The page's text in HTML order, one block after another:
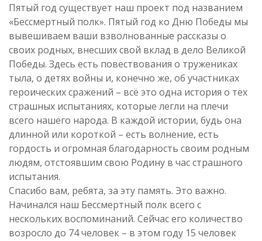
Пятый год существует наш проект под названием
«Бессмертный полк». Пятый год ко Дню Победы мы
вывешиваем ваши взволнованные рассказы о
своих родных, внесших свой вклад в дело Великой
Победы. Здесь есть повествования о тружениках
тыла, о детях войны и, конечно же, об участниках
героических сражений – всё это одна история о тех
страшных испытаниях, которые легли на плечи
всего нашего народа. В каждой истории, будь она
длинной или короткой – есть волнение, есть
гордость и огромная благодарность своим родным
людям, отстоявшим свою Родину в час страшного
испытания.
Спасибо вам, ребята, за эту память. Это важно.
Начинался наш Бессмертный полк всего с
нескольких воспоминаний. Сейчас его количество
возросло до 74 человек – в этом году 15 человек